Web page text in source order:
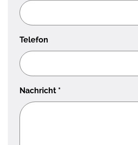
Telefon
Nachricht *